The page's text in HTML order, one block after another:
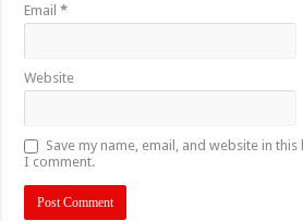
Email*
Website
Save my name, email, and website in
I comment.